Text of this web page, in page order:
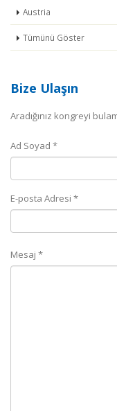
Austria
Tümünü Göster
Bize Ulaşın
Aradığınız kongreyi
Ad Soyad *
E-posta Adresi *
Mesaj *